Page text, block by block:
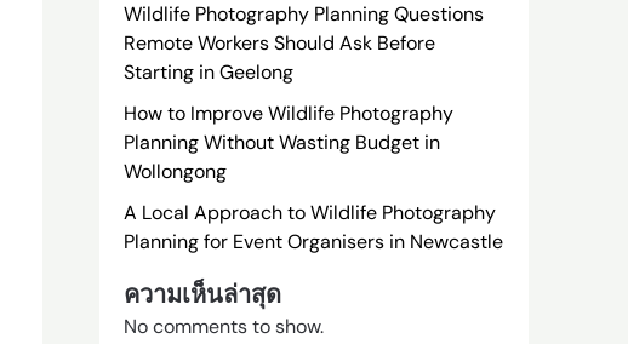
Wildlife Photography Planning Questions
Remote Workers Should Ask Before
Starting in Geelong
How to Improve Wildlife Photography
Planning Without Wasting Budget in
Wollongong
A Local Approach to Wildlife Photography
Planning for Event Organisers in Newcastle
ความเห็นล่าสุด
No comments to show.